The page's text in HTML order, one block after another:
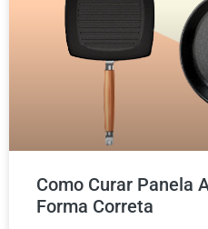
Como Curar Panela
Forma Correta